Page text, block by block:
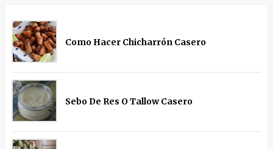
Como Hacer Chicharrón Casero
Sebo De Res O Tallow Casero